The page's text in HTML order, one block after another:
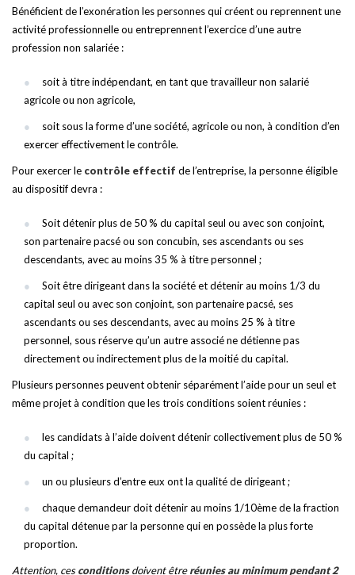
Bénéficient de l’exonération les personnes qui créent ou reprennent une
activité professionnelle ou entreprennent l’exercice d’une autre
profession non salariée :
soit à titre indépendant, en tant que travailleur non salarié
agricole ou non agricole,
soit sous la forme d’une société, agricole ou non, à condition d’en
exercer effectivement le contrôle.
Pour exercer le contrôle effectif de l’entreprise, la personne éligible
au dispositif devra :
Soit détenir plus de 50 % du capital seul ou avec son conjoint,
son partenaire pacsé ou son concubin, ses ascendants ou ses
descendants, avec au moins 35 % à titre personnel ;
Soit être dirigeant dans la société et détenir au moins 1/3 du
capital seul ou avec son conjoint, son partenaire pacsé, ses
ascendants ou ses descendants, avec au moins 25 % à titre
personnel, sous réserve qu’un autre associé ne détienne pas
directement ou indirectement plus de la moitié du capital.
Plusieurs personnes peuvent obtenir séparément l’aide pour un seul et
même projet à condition que les trois conditions soient réunies :
les candidats à l’aide doivent détenir collectivement plus de 50 %
du capital ;
un ou plusieurs d’entre eux ont la qualité de dirigeant ;
chaque demandeur doit détenir au moins 1/10ème de la fraction
du capital détenue par la personne qui en possède la plus forte
proportion.
Attention, cesconditionsdoivent êtreréunies au minimum pendant 2